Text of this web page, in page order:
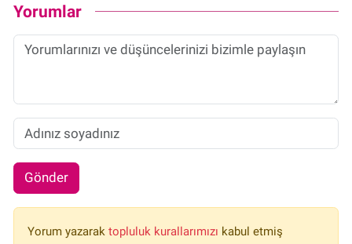
Yorumlar
Gönder
Yorum yazarak topluluk kurallarımızı kabul etmiş